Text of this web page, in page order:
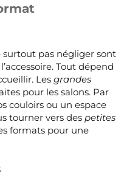
surtout pas négliger sont
Tout dépend
Les grandes
pour les salons. Par
couloirs ou un espace
tourner vers des petites
formats pour une